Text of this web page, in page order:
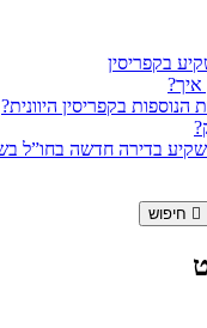
איך?
בקפריסין היוונית?
חיפוש